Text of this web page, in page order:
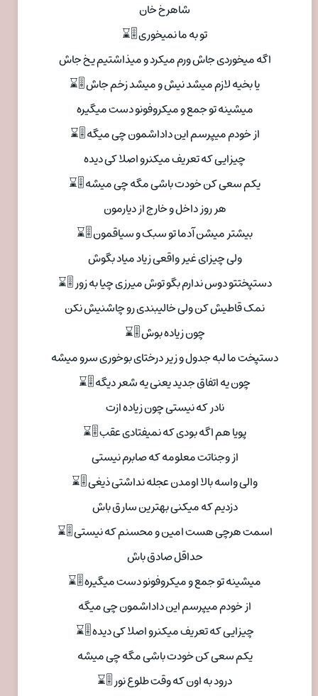
شاهرخ خان
تو به ما نمیخوری 🎚⌛
اگه میخوردی جاش ورم میکرد و میذاشتیم یخ جاش
یا بخیه لازم میشد نیش و میشد زخم جاش 🎚⌛
میشینه تو جمع و میکروفونو دست میگیره
از خودم میپرسم این داداشمون چی میگه 🎚⌛
چیزایی که تعریف میکنرو اصلا کی دیده
یکم سعی کن خودت باشی مگه چی میشه 🎚⌛
هر روز داخل و خارج از دیارمون
بیشتر میشن آدما تو سبک و سیاقمون 🎚⌛
ولی چیزای غیر واقعی زیاد میاد بگوش
دستپختتو دوس ندارم بگو توش میرزی چیا به زور 🎚⌛
نمک قاطیش کن ولی خالیبندی رو چاشنیش نکن
چون زیاده بوش 🎚⌛
دستپخت ما لبه جدول و زیر درختای بوخوری سرو میشه
چون یه اتفاق جدید یعنی یه شعر دیگه 🎚⌛
نادر که نیستی چون زیاده ازت
پویا هم اگه بودی که نمیفتادی عقب 🎚⌛
از وجناتت معلومه که صابرم نیستی
والی واسه بالا اومدن عجله نداشتی ذیغی 🎚⌛
دزدیم که میکنی بهترین سارق باش
اسمت هرچی هست امین و محسنم که نیستی 🎚⌛
حداقل صادق باش
میشینه تو جمع و میکروفونو دست میگیره 🎚⌛
از خودم میپرسم این داداشمون چی میگه
چیزایی که تعریف میکنرو اصلا کی دیده 🎚⌛
یکم سعی کن خودت باشی مگه چی میشه
درود به اون که وقت طلوع نور 🎚⌛